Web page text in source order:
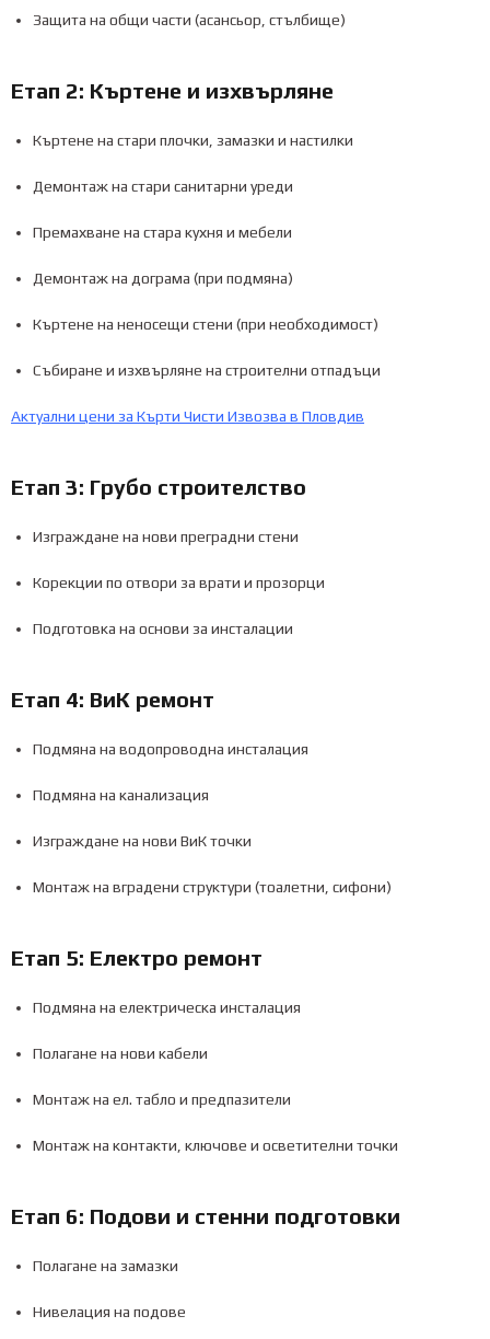
Защита на общи части (асансьор, стълбище)
Етап 2: Къртене и изхвърляне
Къртене на стари плочки, замазки и настилки
Демонтаж на стари санитарни уреди
Премахване на стара кухня и мебели
Демонтаж на дограма (при подмяна)
Къртене на неносещи стени (при необходимост)
Събиране и изхвърляне на строителни отпадъци
Актуални цени за Кърти Чисти Извозва в Пловдив
Етап 3: Грубо строителство
Изграждане на нови преградни стени
Корекции по отвори за врати и прозорци
Подготовка на основи за инсталации
Етап 4: ВиК ремонт
Подмяна на водопроводна инсталация
Подмяна на канализация
Изграждане на нови ВиК точки
Монтаж на вградени структури (тоалетни, сифони)
Етап 5: Електро ремонт
Подмяна на електрическа инсталация
Полагане на нови кабели
Монтаж на ел. табло и предпазители
Монтаж на контакти, ключове и осветителни точки
Етап 6: Подови и стенни подготовки
Полагане на замазки
Нивелация на подове